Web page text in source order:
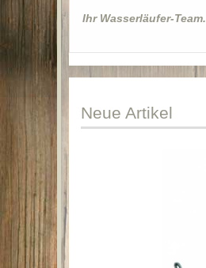
Ihr Wasserläufer-Team.
Neue Artikel